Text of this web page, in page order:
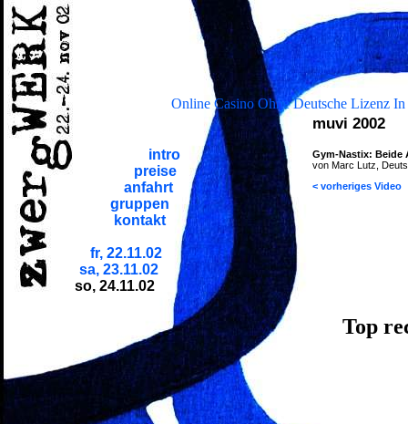
Online Casino Ohne Deutsche Lizenz In
intro
preise
anfahrt
gruppen
kontakt
fr, 22.11.02
sa, 23.11.02
so, 24.11.02
muvi 2002
Gym-Nastix: Beide
von Marc Lutz,
< vorheriges Video
Top